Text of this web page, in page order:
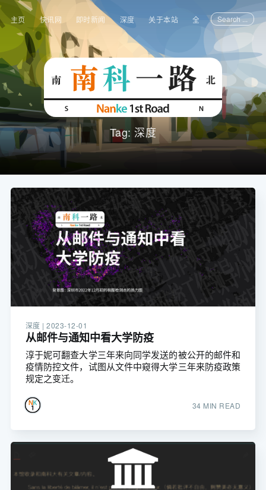
主页 快讯网 即时新闻 深度 关于本站 全部文章Search ...
Tag: 深度
深度 |2023-12-01
从邮件与通知中看大学防疫
淳于妮可翻查大学三年来向同学发送的被公开的邮件和
疫情防控文件，试图从文件中窥得大学三年来防疫政策
规定之变迁。
34 MIN READ